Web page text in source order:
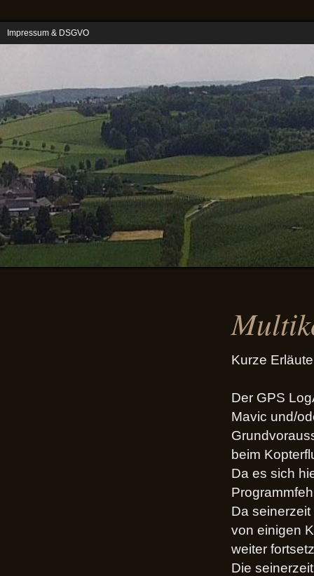
Impressum & DSGVO
Kurze
Der GPS
Mavic und/
beim
Da es sich
Da
von einigen
weiter
Die